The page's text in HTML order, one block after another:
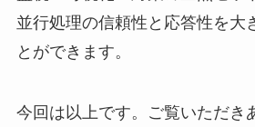
並行処理の信頼性と応答性を大
とができます。
今回は以上です。ご覧いただき